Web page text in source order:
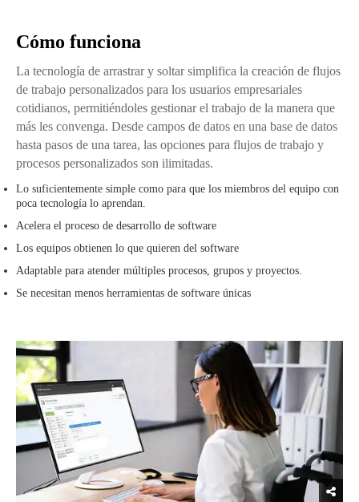
Cómo funciona
La tecnología de arrastrar y soltar simplifica la creación de flujos
de trabajo personalizados para los usuarios empresariales
cotidianos, permitiéndoles gestionar el trabajo de la manera que
más les convenga. Desde campos de datos en una base de datos
hasta pasos de una tarea, las opciones para flujos de trabajo y
procesos personalizados son ilimitadas.
Lo suficientemente simple como para que los miembros del equipo con
poca tecnología lo aprendan.
Acelera el proceso de desarrollo de software
Los equipos obtienen lo que quieren del software
Adaptable para atender múltiples procesos, grupos y proyectos.
Se necesitan menos herramientas de software únicas